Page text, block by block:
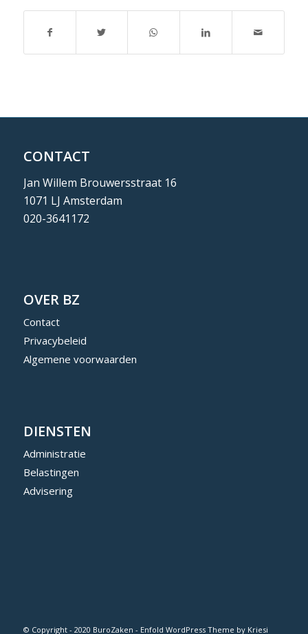
CONTACT
Jan Willem Brouwersstraat 16
1071 LJ Amsterdam
020-3641172
OVER BZ
Contact
Privacybeleid
Algemene voorwaarden
DIENSTEN
Administratie
Belastingen
Advisering
© Copyright - 2020 BuroZaken - Enfold WordPress Theme by Kriesi